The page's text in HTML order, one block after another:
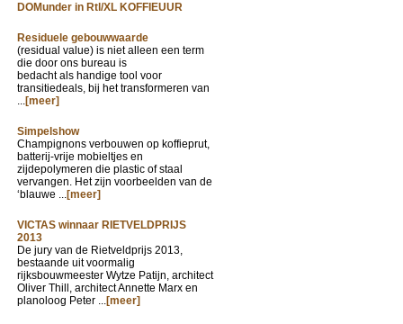
DOMunder in Rtl/XL KOFFIEUUR
Residuele gebouwwaarde
(residual value) is niet alleen een term
die door ons bureau is
bedacht als handige tool voor
transitiedeals, bij het transformeren van
...[meer]
Simpelshow
Champignons verbouwen op koffieprut,
batterij-vrije mobieltjes en
zijdepolymeren die plastic of staal
vervangen. Het zijn voorbeelden van de
‘blauwe ...[meer]
VICTAS winnaar RIETVELDPRIJS
2013
De jury van de Rietveldprijs 2013,
bestaande uit voormalig
rijksbouwmeester Wytze Patijn, architect
Oliver Thill, architect Annette Marx en
planoloog Peter ...[meer]